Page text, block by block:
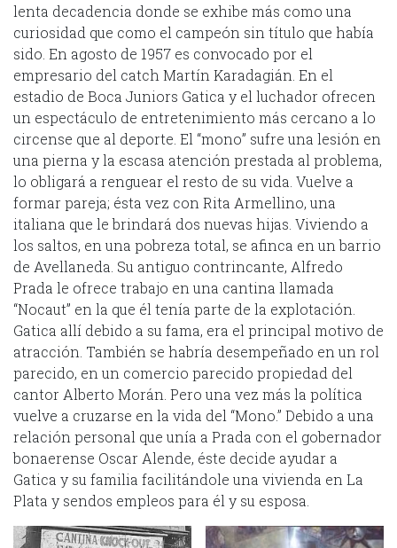
lenta decadencia donde se exhibe más como una
curiosidad que como el campeón sin título que había
sido. En agosto de 1957 es convocado por el
empresario del catch Martín Karadagián. En el
estadio de Boca Juniors Gatica y el luchador ofrecen
un espectáculo de entretenimiento más cercano a lo
circense que al deporte. El “mono” sufre una lesión en
una pierna y la escasa atención prestada al problema,
lo obligará a renguear el resto de su vida. Vuelve a
formar pareja; ésta vez con Rita Armellino, una
italiana que le brindará dos nuevas hijas. Viviendo a
los saltos, en una pobreza total, se afinca en un barrio
de Avellaneda. Su antiguo contrincante, Alfredo
Prada le ofrece trabajo en una cantina llamada
“Nocaut” en la que él tenía parte de la explotación.
Gatica allí debido a su fama, era el principal motivo de
atracción. También se habría desempeñado en un rol
parecido, en un comercio parecido propiedad del
cantor Alberto Morán. Pero una vez más la política
vuelve a cruzarse en la vida del “Mono.” Debido a una
relación personal que unía a Prada con el gobernador
bonaerense Oscar Alende, éste decide ayudar a
Gatica y su familia facilitándole una vivienda en La
Plata y sendos empleos para él y su esposa.